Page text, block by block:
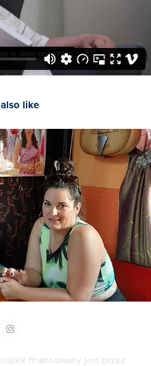
like
Szombat
finansowany jest przez